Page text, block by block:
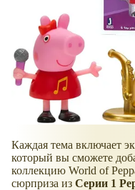
Каждая тема включает
который вы сможете
коллекцию World of
сюрприза из Серии 1